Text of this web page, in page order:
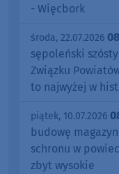
- Więcbork
środa, 22.07.2026
sępoleński
Związku
to najwyżej w
piątek, 10.07.2026
budowę
schronu w
zbyt wysokie